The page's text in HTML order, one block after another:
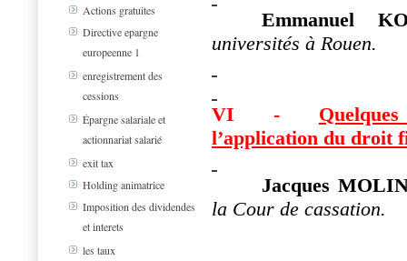
Actions gratuites
Directive epargne
europeenne 1
enregistrement des
cessions
Épargne salariale et
actionnariat salarié
exit tax
Holding animatrice
Imposition des dividendes
et interets
les taux
Emmanuel
universités à Rouen.
VI -
l’application du droit
Jacques
la Cour de cassation.